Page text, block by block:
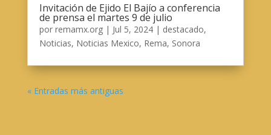
Invitación de Ejido El Bajío a conferencia
de prensa el martes 9 de julio
por remamx.org| Jul 5, 2024| destacado,
Noticias, Noticias Mexico, Rema, Sonora
« Entradas más antiguas